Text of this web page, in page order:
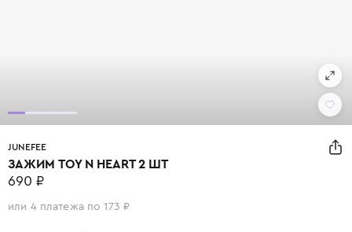
JUNEFEE
ЗАЖИМ TOY N HEART 2 ШТ
690 ₽
или 4 платежа по 173 ₽